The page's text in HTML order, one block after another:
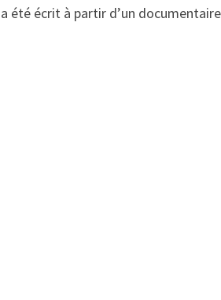
été écrit à partir d’un